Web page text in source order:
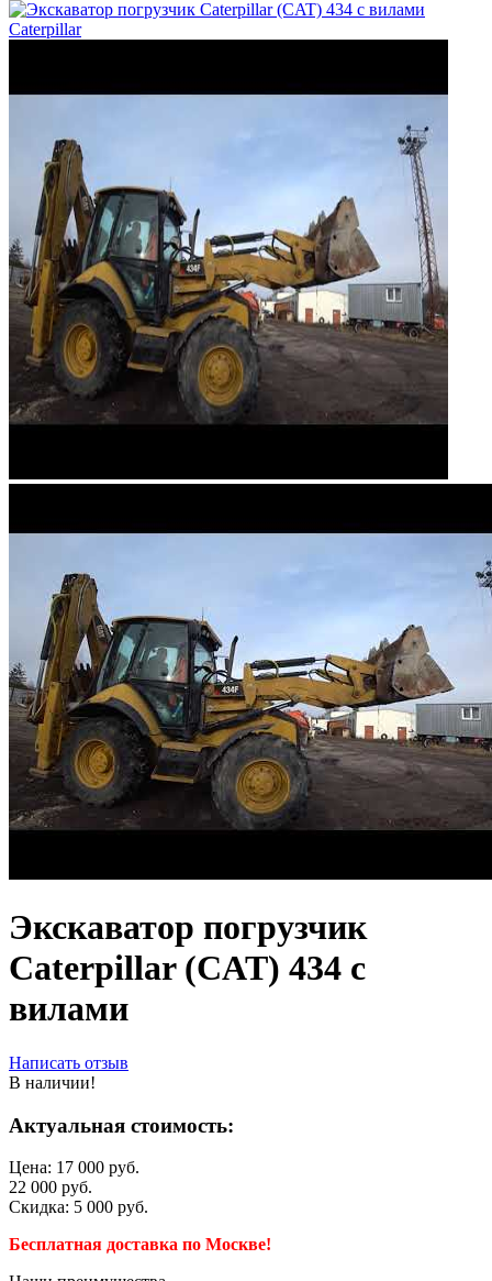
Экскаватор погрузчик
Caterpillar (CAT) 434 с
вилами
Написать отзыв
В наличии!
Актуальная стоимость:
Цена: 17 000 руб.
22 000 руб.
Скидка: 5 000 руб.
Бесплатная доставка по Москве!